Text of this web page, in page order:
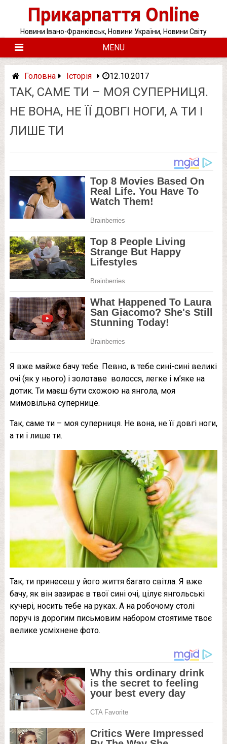
Прикарпаття Online
Новини Івано-Франківськ, Новини України, Новини Світу
MENU
Головна Історія 12.10.2017
ТАК, САМЕ ТИ – МОЯ СУПЕРНИЦЯ.
НЕ ВОНА, НЕ ЇЇ ДОВГІ НОГИ, А ТИ І
ЛИШЕ ТИ
Я вже майже бачу тебе. Певно, в тебе сині-сині великі
очі (як у нього) і золотаве волосся, легке і м’яке на
дотик. Ти маєш бути схожою на янгола, моя
мимовільна супернице.
Так, саме ти – моя суперниця. Не вона, не її довгі ноги,
а ти і лише ти.
Так, ти принесеш у його життя багато світла. Я вже
бачу, як він зазирає в твої сині очі, цілує янгольські
кучері, носить тебе на руках. А на робочому столі
поруч із дорогим письмовим набором стоятиме твоє
велике усміхнене фото.